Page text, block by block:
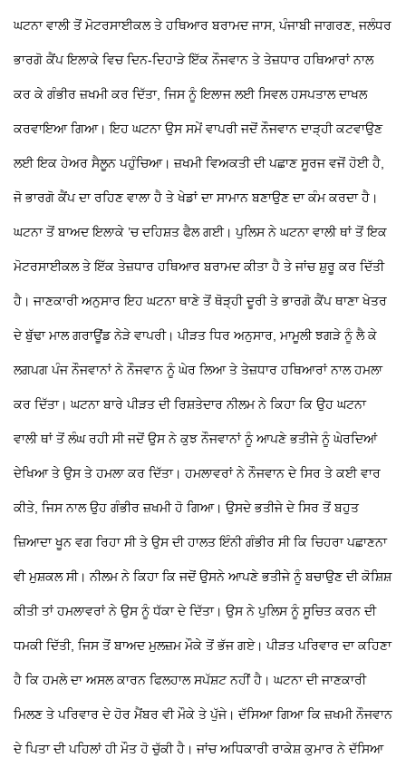
ਘਟਨਾ ਵਾਲੀ ਤੋਂ ਮੋਟਰਸਾਈਕਲ ਤੇ ਹਥਿਆਰ ਬਰਾਮਦਜਾਸ, ਪੰਜਾਬੀ ਜਾਗਰਣ, ਜਲੰਧਰ
ਭਾਰਗੋ ਕੈਂਪ ਇਲਾਕੇ ਵਿਚ ਦਿਨ-ਦਿਹਾੜੇ ਇੱਕ ਨੌਜਵਾਨ ਤੇ ਤੇਜ਼ਧਾਰ ਹਥਿਆਰਾਂ ਨਾਲ
ਕਰ ਕੇ ਗੰਭੀਰ ਜ਼ਖਮੀ ਕਰ ਦਿੱਤਾ, ਜਿਸ ਨੂੰ ਇਲਾਜ ਲਈ ਸਿਵਲ ਹਸਪਤਾਲ ਦਾਖਲ
ਕਰਵਾਇਆ ਗਿਆ। ਇਹ ਘਟਨਾ ਉਸ ਸਮੇਂ ਵਾਪਰੀ ਜਦੋਂ ਨੌਜਵਾਨ ਦਾੜ੍ਹੀ ਕਟਵਾਉਣ
ਲਈ ਇਕ ਹੇਅਰ ਸੈਲੂਨ ਪਹੁੰਚਿਆ। ਜ਼ਖਮੀ ਵਿਅਕਤੀ ਦੀ ਪਛਾਣ ਸੂਰਜ ਵਜੋਂ ਹੋਈ ਹੈ,
ਜੋ ਭਾਰਗੋ ਕੈਂਪ ਦਾ ਰਹਿਣ ਵਾਲਾ ਹੈ ਤੇ ਖੇਡਾਂ ਦਾ ਸਾਮਾਨ ਬਣਾਉਣ ਦਾ ਕੰਮ ਕਰਦਾ ਹੈ।
ਘਟਨਾ ਤੋਂ ਬਾਅਦ ਇਲਾਕੇ ’ਚ ਦਹਿਸ਼ਤ ਫੈਲ ਗਈ। ਪੁਲਿਸ ਨੇ ਘਟਨਾ ਵਾਲੀ ਥਾਂ ਤੋਂ ਇਕ
ਮੋਟਰਸਾਈਕਲ ਤੇ ਇੱਕ ਤੇਜ਼ਧਾਰ ਹਥਿਆਰ ਬਰਾਮਦ ਕੀਤਾ ਹੈ ਤੇ ਜਾਂਚ ਸ਼ੁਰੂ ਕਰ ਦਿੱਤੀ
ਹੈ। ਜਾਣਕਾਰੀ ਅਨੁਸਾਰ ਇਹ ਘਟਨਾ ਥਾਣੇ ਤੋਂ ਥੋੜ੍ਹੀ ਦੂਰੀਤੇ ਭਾਰਗੋ ਕੈਂਪ ਥਾਣਾ ਖੇਤਰ
ਦੇ ਬੁੱਢਾ ਮਾਲ ਗਰਾਊਂਡ ਨੇੜੇ ਵਾਪਰੀ। ਪੀੜਤ ਧਿਰ ਅਨੁਸਾਰ, ਮਾਮੂਲੀ ਝਗੜੇ ਨੂੰ ਲੈ ਕੇ
ਲਗਪਗ ਪੰਜ ਨੌਜਵਾਨਾਂ ਨੇ ਨੌਜਵਾਨ ਨੂੰ ਘੇਰ ਲਿਆ ਤੇ ਤੇਜ਼ਧਾਰ ਹਥਿਆਰਾਂ ਨਾਲ ਹਮਲਾ
ਕਰ ਦਿੱਤਾ। ਘਟਨਾ ਬਾਰੇ ਪੀੜਤ ਦੀ ਰਿਸ਼ਤੇਦਾਰ ਨੀਲਮ ਨੇ ਕਿਹਾ ਕਿ ਉਹ ਘਟਨਾ
ਵਾਲੀ ਥਾਂ ਤੋਂ ਲੰਘ ਰਹੀ ਸੀ ਜਦੋਂ ਉਸ ਨੇ ਕੁਝ ਨੌਜਵਾਨਾਂ ਨੂੰ ਆਪਣੇ ਭਤੀਜੇ ਨੂੰ ਘੇਰਦਿਆਂ
ਦੇਖਿਆ ਤੇ ਉਸਤੇ ਹਮਲਾ ਕਰ ਦਿੱਤਾ। ਹਮਲਾਵਰਾਂ ਨੇ ਨੌਜਵਾਨ ਦੇ ਸਿਰ ਤੇ ਕਈ ਵਾਰ
ਕੀਤੇ, ਜਿਸ ਨਾਲ ਉਹ ਗੰਭੀਰ ਜ਼ਖਮੀ ਹੋ ਗਿਆ। ਉਸਦੇ ਭਤੀਜੇ ਦੇ ਸਿਰ ਤੋਂ ਬਹੁਤ
ਜ਼ਿਆਦਾ ਖੂਨ ਵਗ ਰਿਹਾ ਸੀ ਤੇ ਉਸ ਦੀ ਹਾਲਤ ਇੰਨੀ ਗੰਭੀਰ ਸੀ ਕਿ ਚਿਹਰਾ ਪਛਾਣਨਾ
ਵੀ ਮੁਸ਼ਕਲ ਸੀ। ਨੀਲਮ ਨੇ ਕਿਹਾ ਕਿ ਜਦੋਂ ਉਸਨੇ ਆਪਣੇ ਭਤੀਜੇ ਨੂੰ ਬਚਾਉਣ ਦੀ ਕੋਸ਼ਿਸ਼
ਕੀਤੀ ਤਾਂ ਹਮਲਾਵਰਾਂ ਨੇ ਉਸ ਨੂੰ ਧੱਕਾ ਦੇ ਦਿੱਤਾ। ਉਸ ਨੇ ਪੁਲਿਸ ਨੂੰ ਸੂਚਿਤ ਕਰਨ ਦੀ
ਧਮਕੀ ਦਿੱਤੀ, ਜਿਸ ਤੋਂ ਬਾਅਦ ਮੁਲਜ਼ਮ ਮੌਕੇ ਤੋਂ ਭੱਜ ਗਏ। ਪੀੜਤ ਪਰਿਵਾਰ ਦਾ ਕਹਿਣਾ
ਹੈ ਕਿ ਹਮਲੇ ਦਾ ਅਸਲ ਕਾਰਨ ਫਿਲਹਾਲ ਸਪੱਸ਼ਟ ਨਹੀਂ ਹੈ। ਘਟਨਾ ਦੀ ਜਾਣਕਾਰੀ
ਮਿਲਣਤੇ ਪਰਿਵਾਰ ਦੇ ਹੋਰ ਮੈਂਬਰ ਵੀ ਮੌਕੇ ਤੇ ਪੁੱਜੇ। ਦੱਸਿਆ ਗਿਆ ਕਿ ਜ਼ਖਮੀ ਨੌਜਵਾਨ
ਦੇ ਪਿਤਾ ਦੀ ਪਹਿਲਾਂ ਹੀ ਮੌਤ ਹੋ ਚੁੱਕੀ ਹੈ। ਜਾਂਚ ਅਧਿਕਾਰੀ ਰਾਕੇਸ਼ ਕੁਮਾਰ ਨੇ ਦੱਸਿਆ